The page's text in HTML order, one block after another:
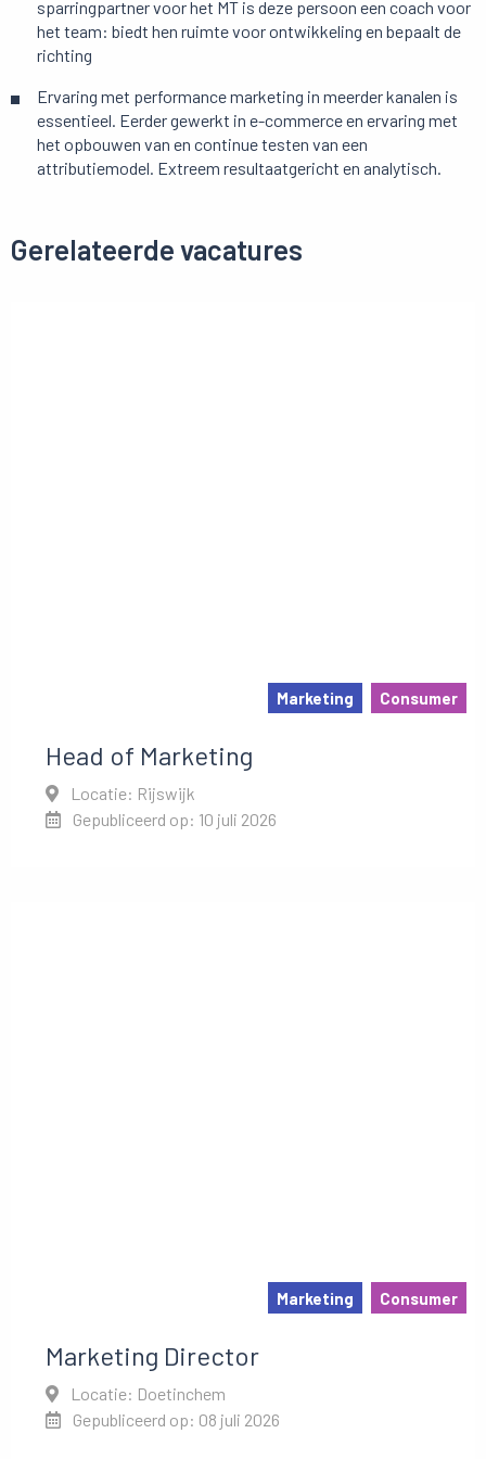
sparringpartner voor het MT is deze persoon een coach voor
het team: biedt hen ruimte voor ontwikkeling en bepaalt de
richting
Ervaring met performance marketing in meerder kanalen is
essentieel. Eerder gewerkt in e-commerce en ervaring met
het opbouwen van en continue testen van een
attributiemodel. Extreem resultaatgericht en analytisch.
Gerelateerde vacatures
Marketing Consumer
Head of Marketing
Locatie: Rijswijk
Gepubliceerd op: 10 juli 2026
Marketing Consumer
Marketing Director
Locatie: Doetinchem
Gepubliceerd op: 08 juli 2026